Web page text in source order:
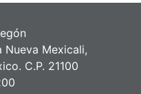
Nueva Mexicali,
C.P. 21100